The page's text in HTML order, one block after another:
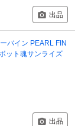
出品
バイン PEARL FIN
ット魂サンライズ
出品